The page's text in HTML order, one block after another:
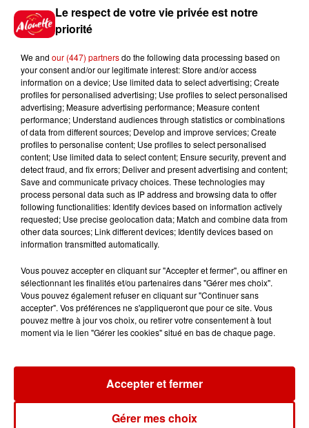
Gagnez vos places pour le
festival Marché Gourmand 2026
Le Duel - Gagnez vos entrées
pour l'un des zoos de nos
régions !
Destination Vacances - Gagnez
votre séjour en famille au cœur
de la...
Destination Vacances : inscrivez-
vous !
Newsletter
Le respect de votre vie privée est notre
priorité
We and our (447) partnersdo the following data processing based on
your consent and/or our legitimate interest: Store and/or access
information on a device; Use limited data to select advertising; Create
profiles for personalised advertising; Use profiles to select personalised
advertising; Measure advertising performance; Measure content
performance; Understand audiences through statistics or combinations
of data from different sources; Develop and improve services; Create
profiles to personalise content; Use profiles to select personalised
content; Use limited data to select content; Ensure security, prevent and
detect fraud, and fix errors; Deliver and present advertising and content;
Save and communicate privacy choices. These technologies may
process personal data such as IP address and browsing data to offer
following functionalities: Identify devices based on information actively
requested; Use precise geolocation data; Match and combine data from
other data sources; Link different devices; Identify devices based on
information transmitted automatically.
Vous pouvez accepter en cliquant sur "Accepter et fermer", ou affiner en
sélectionnant les finalités et/ou partenaires dans "Gérer mes choix".
Vous pouvez également refuser en cliquant sur "Continuer sans
accepter". Vos préférences ne s'appliqueront que pour ce site. Vous
pouvez mettre à jour vos choix, ou retirer votre consentement à tout
moment via le lien "Gérer les cookies" situé en bas de chaque page.
Gérer mes choix
Accepter et fermer